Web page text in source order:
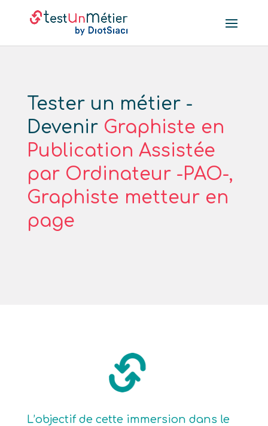
Tester un métier -
Devenir Graphiste en
Publication Assistée
par Ordinateur -PAO-,
Graphiste metteur en
page
L’objectif de cette immersion dans le